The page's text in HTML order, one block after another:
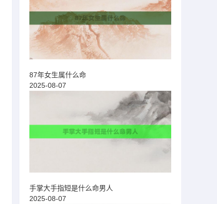
87年女生属什么命
2025-08-07
手掌大手指短是什么命男人
2025-08-07